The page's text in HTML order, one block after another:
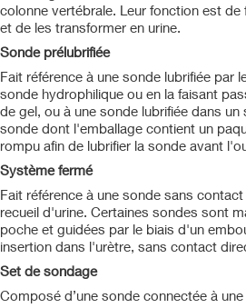
colonne vertébrale. Leur fonction est
et de les transformer en urine.
Sonde prélubrifiée
Fait référence à une sonde lubrifiée par
sonde hydrophilique ou en la faisant
de gel, ou à une sonde lubrifiée dans
sonde dont l'emballage contient un
rompu afin de lubrifier la sonde avant
Système fermé
Fait référence à une sonde sans contact
recueil d'urine. Certaines sondes sont
poche et guidées par le biais d'un
insertion dans l'urètre, sans contact
Set de sondage
Composé d’une sonde connectée à